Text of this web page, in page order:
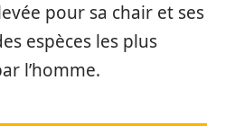
pour sa chair et ses
espèces les plus
l’homme.